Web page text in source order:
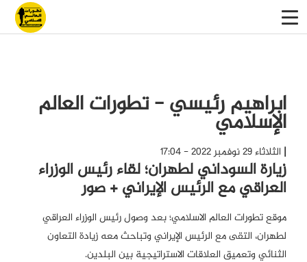
ابراهيم رئيسي - تطورات العالم
الإسلامي
الثلاثاء 29 نوفمبر 2022 - 17:04
زيارة السوداني لطهران؛ لقاء رئيس الوزراء
العراقي مع الرئيس الإيراني + صور
موقع تطورات العالم الاسلامي؛ بعد وصول رئيس الوزراء العراقي
لطهران، التقى مع الرئيس الإيراني وتباحث معه زيادة التعاون
الثنائي وتعميق العلاقات الاستراتيجية بين البلدين.